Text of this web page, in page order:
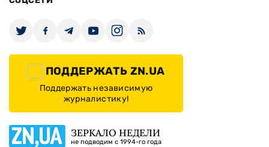
ПОДДЕРЖАТЬ ZN.UA
Поддержать независимую
журналистику!
ЗЕРКАЛО НЕДЕЛИ
не подводим с 1994-го года